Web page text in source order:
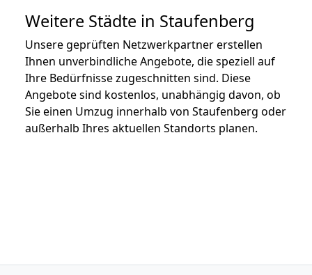
Weitere Städte in Staufenberg
Unsere geprüften Netzwerkpartner erstellen
Ihnen unverbindliche Angebote, die speziell auf
Ihre Bedürfnisse zugeschnitten sind. Diese
Angebote sind kostenlos, unabhängig davon, ob
Sie einen Umzug innerhalb von Staufenberg oder
außerhalb Ihres aktuellen Standorts planen.